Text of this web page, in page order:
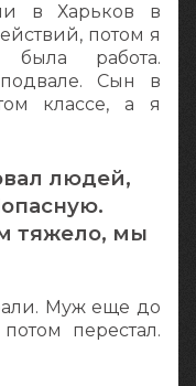
в Харьков в
потом я
была работа.
Сын в
классе, а я
людей,
тяжело, мы
Муж еще до
перестал.